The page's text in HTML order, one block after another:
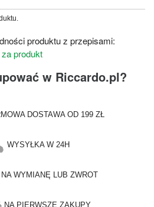
produktu z przepisami:
produkt
w Riccardo.pl?
DOSTAWA OD 199 ZŁ
WYSYŁKA W 24H
WYMIANĘ LUB ZWROT
NA PIERWSZE ZAKUPY